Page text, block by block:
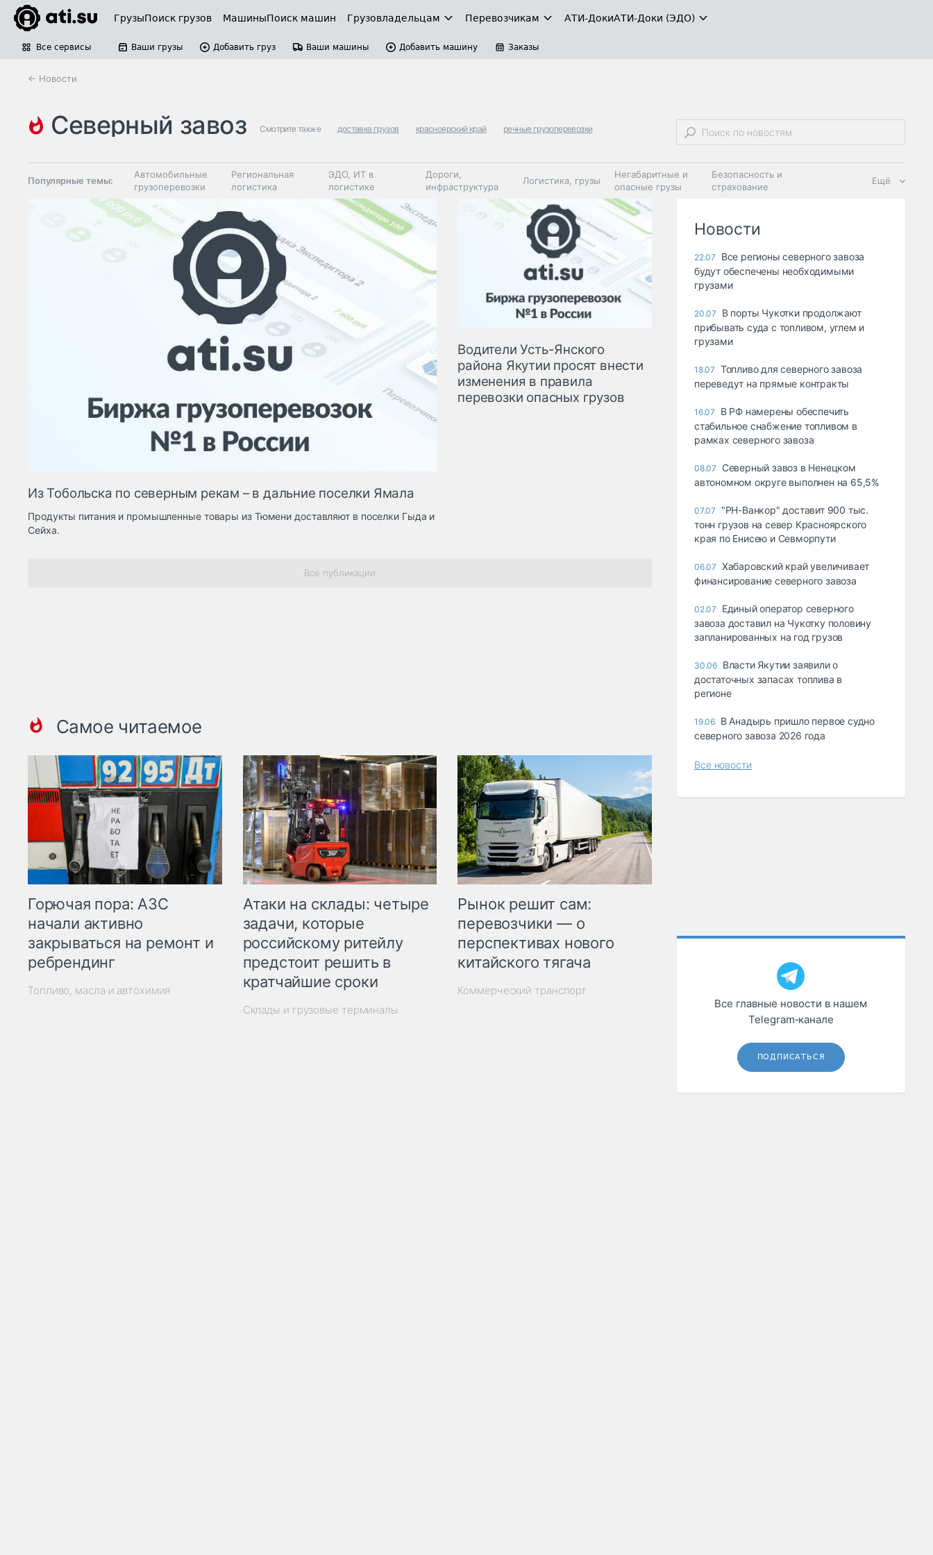
ГрузыПоиск грузов МашиныПоиск машин Грузовладельцам Перевозчикам АТИ-ДокиАТИ-Доки (ЭДО)
Все сервисы Ваши грузы Добавить груз Ваши машины Добавить машину Заказы
← Новости
северный завоз Смотрите также доставка грузов красноярский край речные грузоперевозки
Популярные темы:
Автомобильные
грузоперевозки
Региональная
логистика
ЭДО, ИТ в
логистике
Дороги,
инфраструктура
Логистика, грузы
Негабаритные и
опасные грузы
Безопасность и
страхование
Таможня и ВЭД
грузовые
терминалы
Коммерческий
транспорт
Спецтехника
Автосервис,
запчасти, шины
Топливо, масла и
автохимия
Ещё
Из Тобольска по северным рекам – в дальние поселки Ямала
Продукты питания и промышленные товары из Тюмени доставляют в поселки Гыда и
Сейха.
Водители Усть-Янского
района Якутии просят внести
изменения в правила
перевозки опасных грузов
Все публикации
Самое читаемое
Горючая пора: АЗС
начали активно
закрываться на ремонт и
ребрендинг
Топливо, масла и автохимия
Атаки на склады: четыре
задачи, которые
российскому ритейлу
предстоит решить в
кратчайшие сроки
Склады и грузовые терминалы
Рынок решит сам:
перевозчики — о
перспективах нового
китайского тягача
Коммерческий транспорт
Новости
22.07
Все регионы северного завоза
будут обеспечены необходимыми
грузами
20.07
В порты Чукотки продолжают
прибывать суда с топливом, углем и
грузами
18.07 Топливо для северного завоза
переведут на прямые контракты
16.07
В РФ намерены обеспечить
стабильное снабжение топливом в
рамках северного завоза
08.07
Северный завоз в Ненецком
автономном округе выполнен на 65,5%
07.07
"РН-Ванкор" доставит 900 тыс.
тонн грузов на север Красноярского
края по Енисею и Севморпути
06.07 Хабаровский край увеличивает
финансирование северного завоза
02.07
Единый оператор северного
завоза доставил на Чукотку половину
запланированных на год грузов
30.06 Власти Якутии заявили о
достаточных запасах топлива в
регионе
19.06 В Анадырь пришло первое судно
северного завоза 2026 года
Все новости
Все главные новости в нашем
Telegram‑канале
ПОДПИСАТЬСЯ